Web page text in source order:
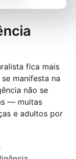
fica mais
manifesta na
não se
— muitas
e adultos por